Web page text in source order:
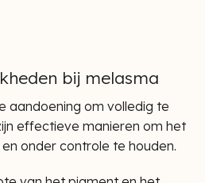
bij melasma
aandoening om volledig te
effectieve manieren om het
onder controle te houden.